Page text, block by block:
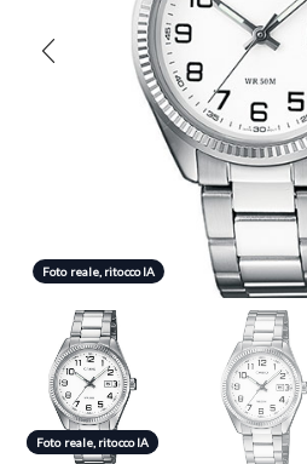
Foto reale, ritocco IA
Foto reale, ritocco IA
Foto reale, ritocco IA